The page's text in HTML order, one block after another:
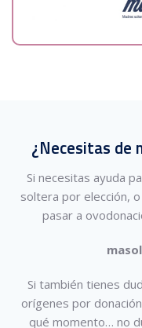
¿Necesitas de
Si necesitas ayuda
soltera por elección,
pasar a
Si también tienes
orígenes por
qué momento… no